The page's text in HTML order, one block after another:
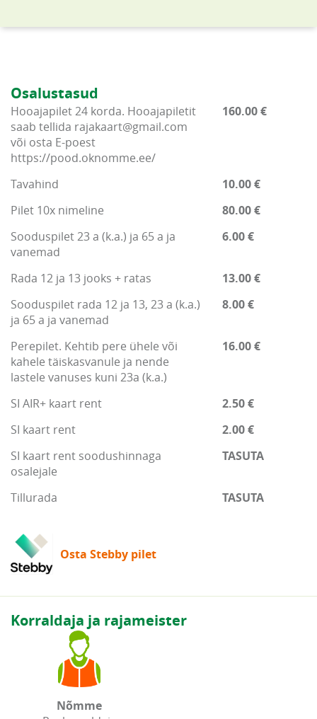
Osalustasud
Hooajapilet 24 korda. Hooajapiletit
saab tellida rajakaart@gmail.com
või osta E-poest
https://pood.oknomme.ee/
160.00 €
Tavahind
10.00 €
Pilet 10x nimeline
80.00 €
Sooduspilet 23 a (k.a.) ja 65 a ja
vanemad
6.00 €
Rada 12 ja 13 jooks + ratas
13.00 €
Sooduspilet rada 12 ja 13, 23 a (k.a.)
ja 65 a ja vanemad
8.00 €
Perepilet. Kehtib pere ühele või
kahele täiskasvanule ja nende
lastele vanuses kuni 23a (k.a.)
16.00 €
SI AIR+ kaart rent
2.50 €
SI kaart rent
2.00 €
SI kaart rent soodushinnaga
osalejale
TASUTA
Tillurada TASUTA
Osta Stebby pilet
Korraldaja ja rajameister
Nõmme